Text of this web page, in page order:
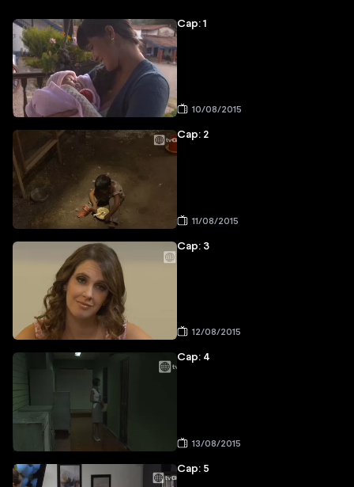
Cap: 1
10/08/2015
Cap: 2
11/08/2015
Cap: 3
12/08/2015
Cap: 4
13/08/2015
Cap: 5